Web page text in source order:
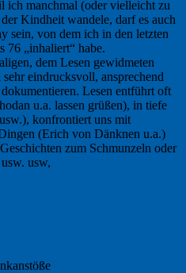
ich manchmal (oder vielleicht zu
Kindheit wandele, darf es auch
sein, von dem ich in den letzten
76 „inhaliert“ habe.
dem Lesen gewidmeten
eindrucksvoll, ansprechend
Lesen entführt oft
u.a. lassen grüßen), in tiefe
konfrontiert uns mit
(Erich von Dänknen u.a.)
zum Schmunzeln oder
usw,